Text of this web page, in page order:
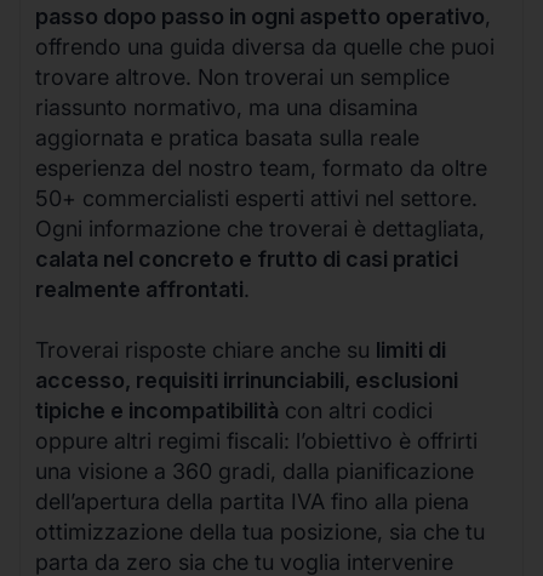
passo dopo passo in ogni aspetto operativo,
offrendo una guida diversa da quelle che puoi
trovare altrove. Non troverai un semplice
riassunto normativo, ma una disamina
aggiornata e pratica basata sulla reale
esperienza del nostro team, formato da oltre
50+ commercialisti esperti attivi nel settore.
Ogni informazione che troverai è dettagliata,
calata nel concreto e frutto di casi pratici
realmente affrontati.
Troverai risposte chiare anche su limiti di
accesso, requisiti irrinunciabili, esclusioni
tipiche e incompatibilità con altri codici
oppure altri regimi fiscali: l’obiettivo è offrirti
una visione a 360 gradi, dalla pianificazione
dell’apertura della partita IVA fino alla piena
ottimizzazione della tua posizione, sia che tu
parta da zero sia che tu voglia intervenire